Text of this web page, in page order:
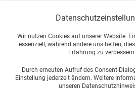
Wir nutzen Cookies auf unserer Website.
essenziell, während andere uns helfen,
Erfahrung zu verbessern.
Durch erneuten Aufruf des Consent-
Einstellung jederzeit ändern. Weitere
unseren